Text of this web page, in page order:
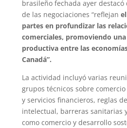
brasileño fechada ayer
de las negociaciones “reflejan
partes en profundizar las
comerciales, promoviendo
productiva entre las
Canadá”.
La actividad incluyó varias
grupos técnicos sobre
y servicios financieros, reglas
intelectual, barreras sanitarias
como comercio y desarrollo